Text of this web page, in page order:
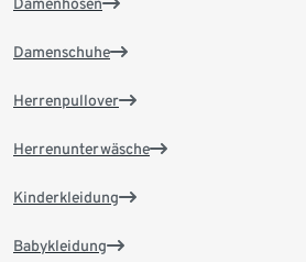
Damenhosen
Damenschuhe
Herrenpullover
Herrenunterwäsche
Kinderkleidung
Babykleidung